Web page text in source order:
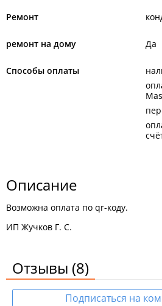
Ремонт
ремонт на дому Да
Способы оплаты
Описание
Возможна оплата по qr-коду.
ИП Жучков Г. С.
Отзывы (8)
Подписаться на